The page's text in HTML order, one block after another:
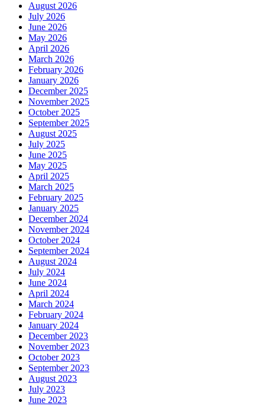
August 2026
July 2026
June 2026
May 2026
April 2026
March 2026
February 2026
January 2026
December 2025
November 2025
October 2025
September 2025
August 2025
July 2025
June 2025
May 2025
April 2025
March 2025
February 2025
January 2025
December 2024
November 2024
October 2024
September 2024
August 2024
July 2024
June 2024
April 2024
March 2024
February 2024
January 2024
December 2023
November 2023
October 2023
September 2023
August 2023
July 2023
June 2023